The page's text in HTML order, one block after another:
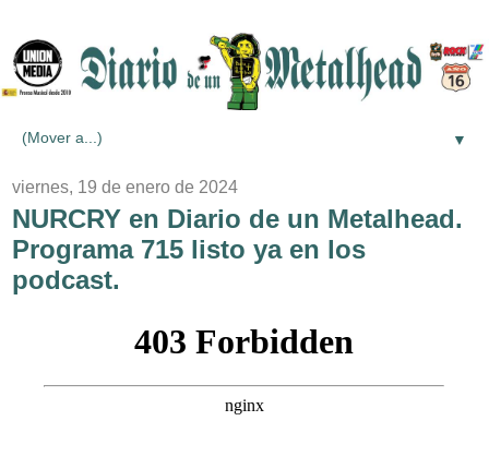
▼
viernes, 19 de enero de 2024
NURCRY en Diario de un Metalhead.
Programa 715 listo ya en los
podcast.